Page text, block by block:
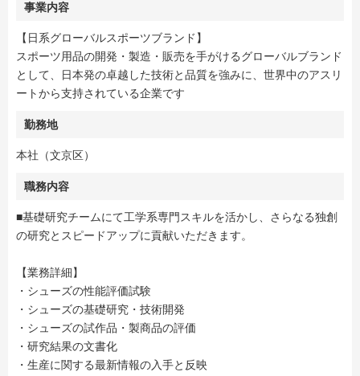
事業内容
【日系グローバルスポーツブランド】
スポーツ用品の開発・製造・販売を手がけるグローバルブランド
として、日本発の卓越した技術と品質を強みに、世界中のアスリ
ートから支持されている企業です
勤務地
本社（文京区）
職務内容
■基礎研究チームにて工学系専門スキルを活かし、さらなる独創
の研究とスピードアップに貢献いただきます。
【業務詳細】
・シューズの性能評価試験
・シューズの基礎研究・技術開発
・シューズの試作品・製商品の評価
・研究結果の文書化
・生産に関する最新情報の入手と反映